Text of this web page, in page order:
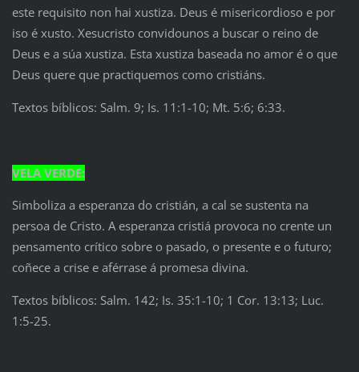
este requisito non hai xustiza. Deus é misericordioso e por
iso é xusto. Xesucristo convidounos a buscar o reino de
Deus e a súa xustiza. Esta xustiza baseada no amor é o que
Deus quere que practiquemos como cristiáns.
Textos bíblicos: Salm. 9; Is. 11:1-10; Mt. 5:6; 6:33.
VELA VERDE:
Simboliza a esperanza do cristián, a cal se sustenta na
persoa de Cristo. A esperanza cristiá provoca no crente un
pensamento crítico sobre o pasado, o presente e o futuro;
coñece a crise e aférrase á promesa divina.
Textos bíblicos: Salm. 142; Is. 35:1-10; 1 Cor. 13:13; Luc.
1:5-25.